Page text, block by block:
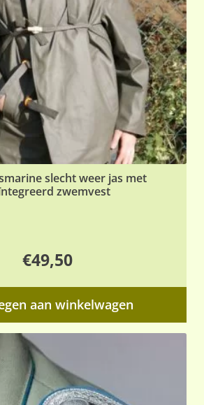
op
de
slecht weer jas met
zwemvest
€49,50
aan winkelwagen